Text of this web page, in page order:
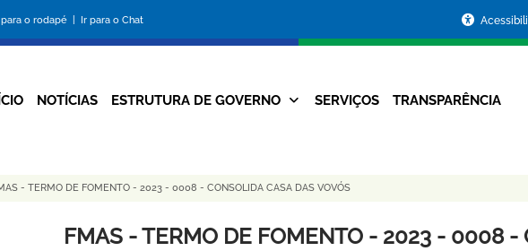
para o rodapé | Ir para o Chat
da
Prefeitura
Navegação
NOTÍCIAS ESTRUTURA DE GOVERNO SERVIÇOS TRANSPARÊNCIA
- TERMO DE FOMENTO - 2023 - 0008 - CONSOLIDA CASA DAS VOVÓS
FMAS - TERMO DE FOMENTO - 2023 - 0008 -